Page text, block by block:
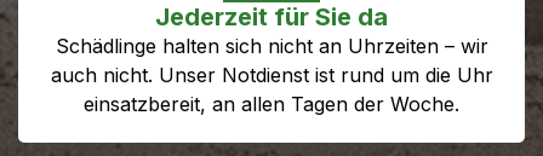
Jederzeit für Sie da
Schädlinge halten sich nicht an Uhrzeiten – wir
auch nicht. Unser Notdienst ist rund um die Uhr
einsatzbereit, an allen Tagen der Woche.